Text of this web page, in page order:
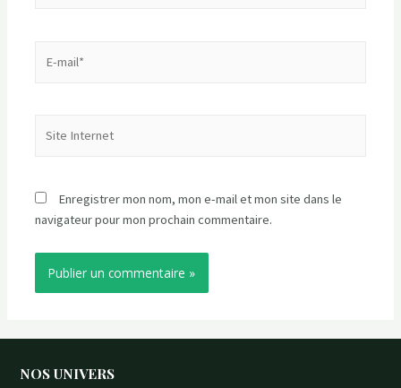
mail*
Internet
Enregistrer mon nom, mon e-mail et mon site dans le
navigateur pour mon prochain commentaire.
NOS UNIVERS